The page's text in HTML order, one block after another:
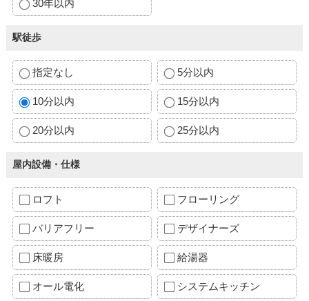
30年以内
駅徒歩
指定なし 5分以内
10分以内 15分以内
20分以内 25分以内
屋内設備・仕様
ロフト フローリング
バリアフリー デザイナーズ
床暖房 給湯器
オール電化 システムキッチン